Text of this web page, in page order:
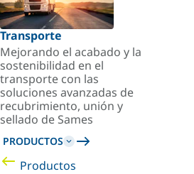
Transporte
Mejorando el acabado y la
sostenibilidad en el
transporte con las
soluciones avanzadas de
recubrimiento, unión y
sellado de Sames
PRODUCTOS
Productos